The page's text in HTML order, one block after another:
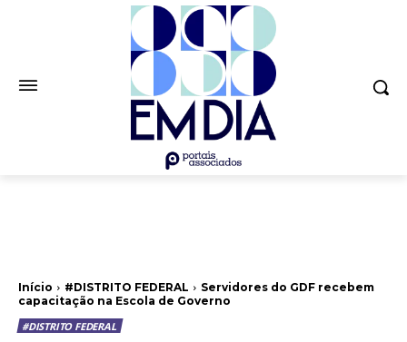
Início #DISTRITO FEDERAL
Servidores do GDF recebem
capacitação na Escola de Governo
#DISTRITO FEDERAL